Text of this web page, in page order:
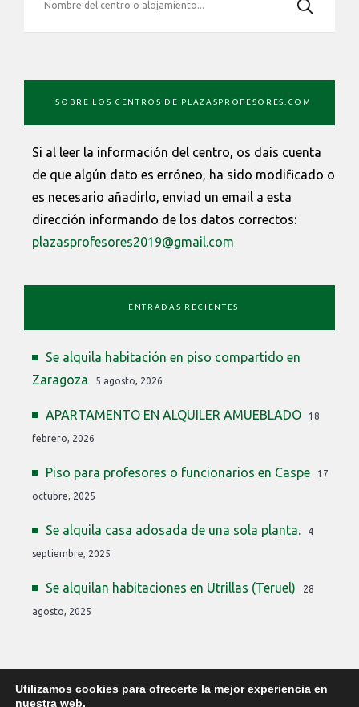
SOBRE LOS CENTROS DE PLAZASPROFESORES.COM
Si al leer la información del centro, os dais cuenta
de que algún dato es erróneo, ha sido modificado o
es necesario añadirlo, enviad un email a esta
dirección informando de los datos correctos:
plazasprofesores2019@gmail.com
ENTRADAS RECIENTES
Se alquila habitación en piso compartido en
Zaragoza
5 agosto, 2026
APARTAMENTO EN ALQUILER AMUEBLADO 18
febrero, 2026
Piso para profesores o funcionarios en Caspe 17
octubre, 2025
Se alquila casa adosada de una sola planta. 4
septiembre, 2025
Se alquilan habitaciones en Utrillas (Teruel) 28
agosto, 2025
Utilizamos cookies para ofrecerte la mejor experiencia en
nuestra web.